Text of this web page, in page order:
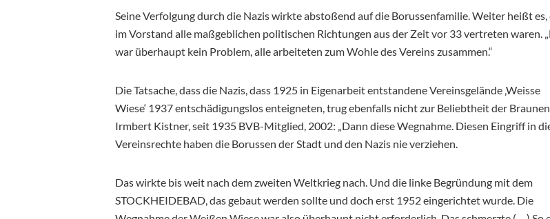
Seine Verfolgung durch die Nazis wirkte abstoßend auf die Borussenfamilie. Weiter heißt es,
im Vorstand alle maßgeblichen politischen Richtungen aus der Zeit vor 33 vertreten waren.
war überhaupt kein Problem, alle arbeiteten zum Wohle des Vereins zusammen.“
Die Tatsache, dass die Nazis, dass 1925 in Eigenarbeit entstandene Vereinsgelände ‚Weisse
Wiese‘ 1937 entschädigungslos enteigneten, trug ebenfalls nicht zur Beliebtheit der Braunen
Irmbert Kistner, seit 1935 BVB-Mitglied, 2002: „Dann diese Wegnahme. Diesen Eingriff in
Vereinsrechte haben die Borussen der Stadt und den Nazis nie verziehen.
Das wirkte bis weit nach dem zweiten Weltkrieg nach. Und die linke Begründung mit dem
STOCKHEIDEBAD, das gebaut werden sollte und doch erst 1952 eingerichtet wurde. Die